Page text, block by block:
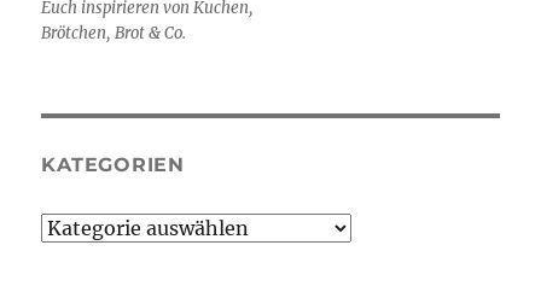
Euch inspirieren von Kuchen,
Brötchen, Brot & Co.
KATEGORIEN
Kategorien